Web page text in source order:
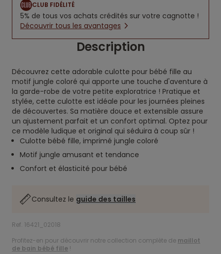
CLUB FIDÉLITÉ
5% de tous vos achats crédités sur votre cagnotte !
Découvrir tous les avantages
Description
Découvrez cette adorable culotte pour bébé fille au
motif jungle coloré qui apporte une touche d'aventure à
la garde-robe de votre petite exploratrice ! Pratique et
stylée, cette culotte est idéale pour les journées pleines
de découvertes. Sa matière douce et extensible assure
un ajustement parfait et un confort optimal. Optez pour
ce modèle ludique et original qui séduira à coup sûr !
Culotte bébé fille, imprimé jungle coloré
Motif jungle amusant et tendance
Confort et élasticité pour bébé
Consultez le guide des tailles
Ref. 16421_02018
Profitez-en pour découvrir notre collection complète de maillot
de bain bébé fille !